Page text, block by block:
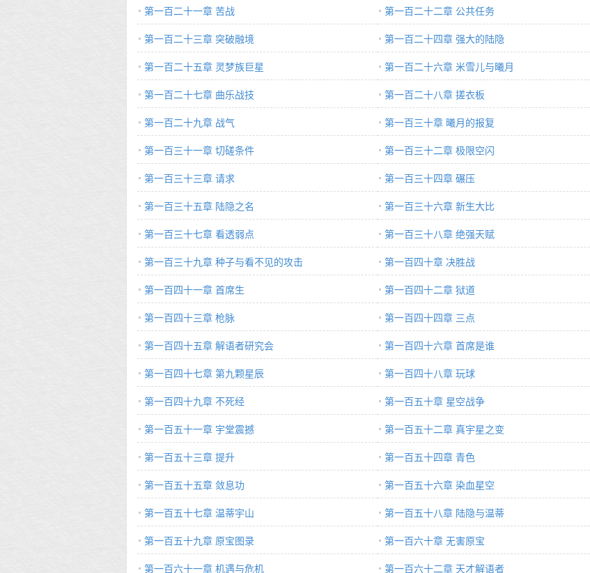
第一百二十一章 苦战
第一百二十二章 公共任务
第一百二十三章 突破融境
第一百二十四章 强大的陆隐
第一百二十五章 灵梦族巨星
第一百二十六章 米雪儿与曦月
第一百二十七章 曲乐战技
第一百二十八章 搓衣板
第一百二十九章 战气
第一百三十章 曦月的报复
第一百三十一章 切磋条件
第一百三十二章 极限空闪
第一百三十三章 请求
第一百三十四章 碾压
第一百三十五章 陆隐之名
第一百三十六章 新生大比
第一百三十七章 看透弱点
第一百三十八章 绝强天赋
第一百三十九章 种子与看不见的攻击
第一百四十章 决胜战
第一百四十一章 首席生
第一百四十二章 狱道
第一百四十三章 枪脉
第一百四十四章 三点
第一百四十五章 解语者研究会
第一百四十六章 首席是谁
第一百四十七章 第九颗星辰
第一百四十八章 玩球
第一百四十九章 不死经
第一百五十章 星空战争
第一百五十一章 宇堂震撼
第一百五十二章 真宇星之变
第一百五十三章 提升
第一百五十四章 青色
第一百五十五章 敛息功
第一百五十六章 染血星空
第一百五十七章 温蒂宇山
第一百五十八章 陆隐与温蒂
第一百五十九章 原宝图录
第一百六十章 无害原宝
第一百六十一章 机遇与危机
第一百六十二章 天才解语者